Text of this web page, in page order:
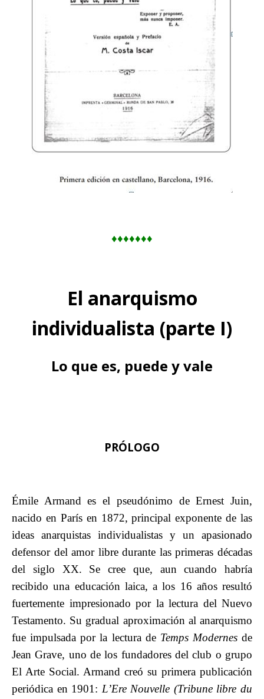
♦♦♦♦♦♦♦
El anarquismo
individualista (parte I)
Lo que es, puede y vale
PRÓLOGO
Émile Armand es el pseudónimo de Ernest Juin,
nacido en París en 1872, principal exponente de las
ideas anarquistas individualistas y un apasionado
defensor del amor libre durante las primeras décadas
del siglo XX. Se cree que, aun cuando habría
recibido una educación laica, a los 16 años resultó
fuertemente impresionado por la lectura del Nuevo
Testamento. Su gradual aproximación al anarquismo
fue impulsada por la lectura de Temps Modernes de
Jean Grave, uno de los fundadores del club o grupo
El Arte Social. Armand creó su primera publicación
periódica en 1901: L’Ere Nouvelle (Tribune libre du